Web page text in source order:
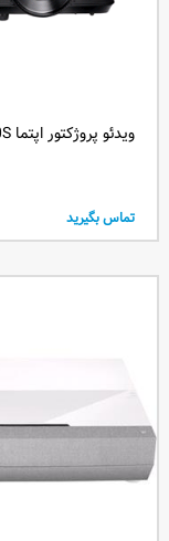
ویدئو پروژکتور اپتما OPTOMA M570S
تماس بگیرید